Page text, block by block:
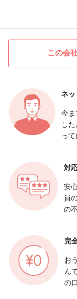
この会
ネ
今
し
っ
対
安
員
の
完
お
ん
の